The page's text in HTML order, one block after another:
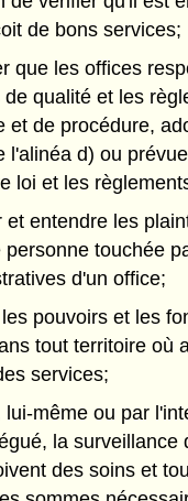
de bons services;
que les offices
de qualité et les
et de procédure,
l'alinéa d) ou
loi et les
et entendre les
personne touchée
d'un office;
pouvoirs et les
tout territoire où
services;
lui-même ou par
la surveillance
des soins et